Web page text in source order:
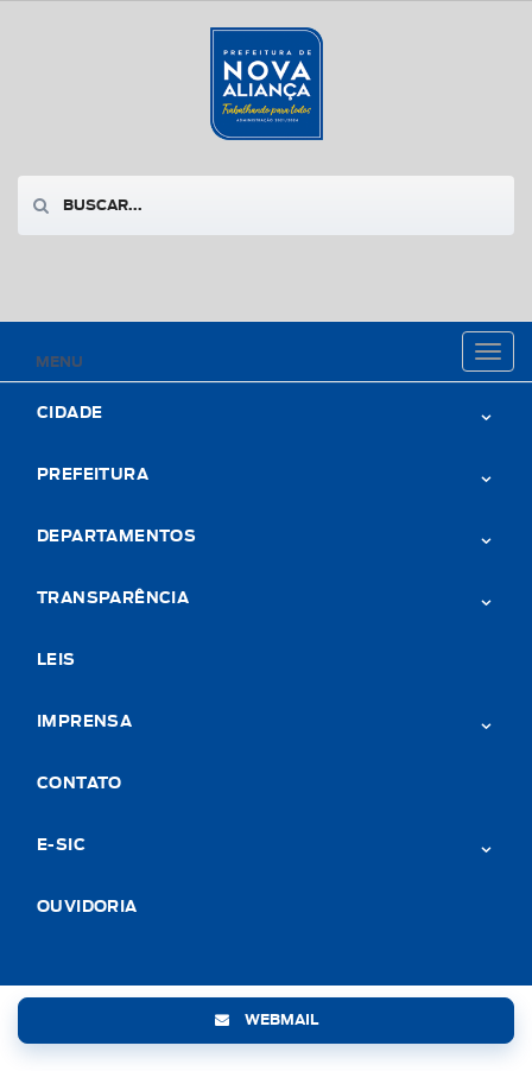
MENU
Toggle
CIDADE
PREFEITURA
DEPARTAMENTOS
TRANSPARÊNCIA
LEIS
IMPRENSA
CONTATO
E-SIC
OUVIDORIA
WEBMAIL